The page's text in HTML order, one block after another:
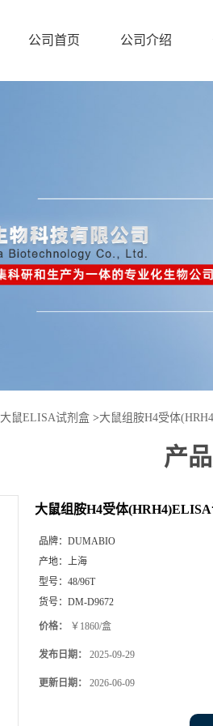
公司首页 公司介绍
大鼠ELISA试剂盒 >大鼠组胺H4受体
产
大鼠组胺H4受体
品牌： DUMABIO
产地：
上海
型号： 48/96T
货号： DM-D9672
价格： ￥1860/盒
发布日期： 2025-09-29
更新日期： 2026-06-09